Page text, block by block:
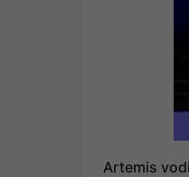
Artemis